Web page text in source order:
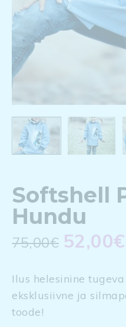
Softshell
Hundu
75,00€ 52,00€
Ilus helesinine
eksklusiivne ja
toode!